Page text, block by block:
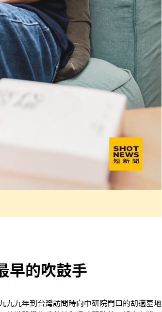
早的吹鼓手
九九年到台灣訪問時向中研院門口的胡適墓地